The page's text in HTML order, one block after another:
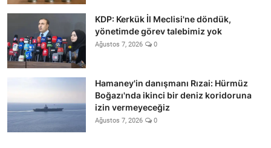
KDP: Kerkük İl Meclisi'ne döndük,
yönetimde görev talebimiz yok
Ağustos 7, 2026 0
Hamaney'in danışmanı Rızai: Hürmüz
Boğazı'nda ikinci bir deniz koridoruna
izin vermeyeceğiz
Ağustos 7, 2026 0